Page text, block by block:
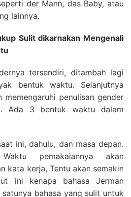
der Mann, das Baby, atau
lainnya.
Sulit dikarnakan Mengenali
tersendiri, ditambah lagi
bentuk waktu. Selanjutnya
penulisan gender
Ada 3 bentuk waktu dalam
ini, dahulu, dan masa depan.
pemakaiannya akan
kata kerja, Tentu akan semakin
ini kenapa bahasa Jerman
bahasa yang sulit untuk